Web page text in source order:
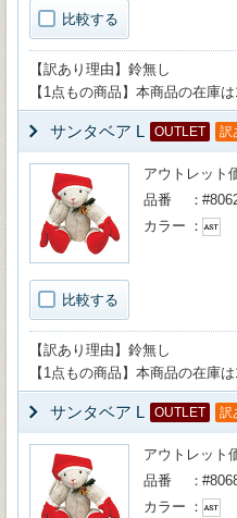
比較する
【訳あり理由】鈴無し
【1点もの商品】本商品の在庫は
サンタベア L OUTLET 訳
比較する
アウトレット
品番
カラー
【訳あり理由】鈴無し
【1点もの商品】本商品の在庫は
サンタベア L OUTLET 訳
アウトレット
品番
カラー